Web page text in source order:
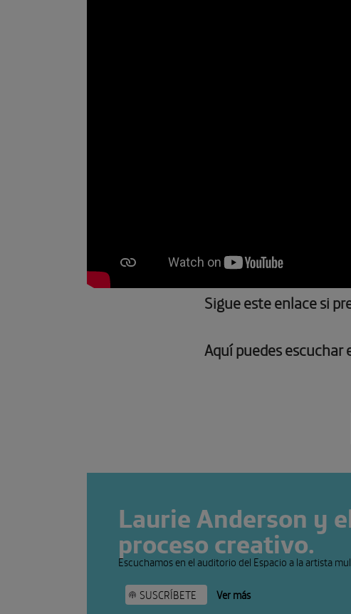
Sigue este enlace si
Aquí puedes
Laurie Anderson y
proceso creativo.
Escuchamos en el auditorio del Espacio a la artista
SUSCRÍBETE Ver más